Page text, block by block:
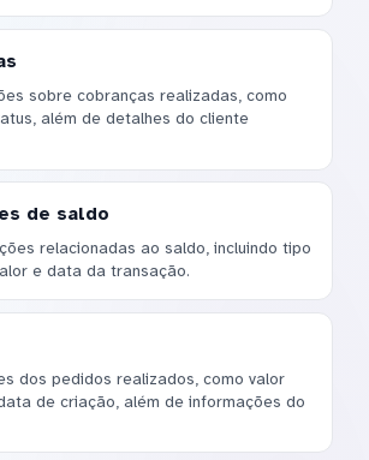
sobre cobranças realizadas, como
além de detalhes do cliente
de saldo
relacionadas ao saldo, incluindo tipo
e data da transação.
dos pedidos realizados, como valor
de criação, além de informações do